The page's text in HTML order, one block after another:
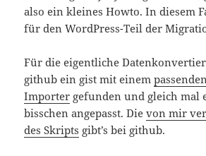
also ein kleines Howto. In diesem
für den WordPress-Teil der
Für die eigentliche
github ein gist mit einem
Importer gefunden und gleich mal
bisschen angepasst. Dievon mir
des Skripts gibt’s bei github.